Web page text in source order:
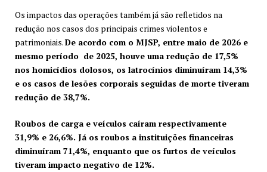
Os impactos das operações também já são refletidos na
redução nos casos dos principais crimes violentos e
patrimoniais.De acordo com o MJSP, entre maio de 2026 e
mesmo período de 2025, houve uma redução de 17,5%
nos homicídios dolosos, os latrocínios diminuíram 14,3%
e os casos de lesões corporais seguidas de morte tiveram
redução de 38,7%.
Roubos de carga e veículos caíram respectivamente
31,9% e 26,6%. Já os roubos a instituições financeiras
diminuíram 71,4%, enquanto que os furtos de veículos
tiveram impacto negativo de 12%.